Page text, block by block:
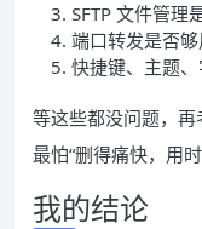
SFTP 文件管理
端口转发是否够
快捷键、主题、
等这些都没问题，再
最怕“删得痛快，用
我的结论